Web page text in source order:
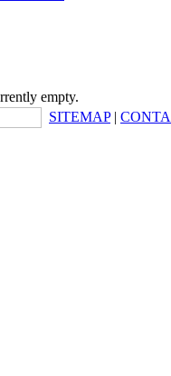
empty.
SITEMAP|